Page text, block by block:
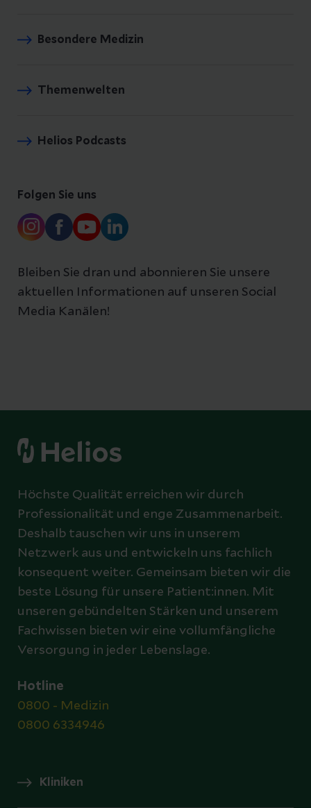
Besondere Medizin
Themenwelten
Helios Podcasts
Folgen Sie uns
Bleiben Sie dran und abonnieren Sie unsere
aktuellen Informationen auf unseren Social
Media Kanälen!
Höchste Qualität erreichen wir durch
Professionalität und enge Zusammenarbeit.
Deshalb tauschen wir uns in unserem
Netzwerk aus und entwickeln uns fachlich
konsequent weiter. Gemeinsam bieten wir die
beste Lösung für unsere Patient:innen. Mit
unseren gebündelten Stärken und unserem
Fachwissen bieten wir eine vollumfängliche
Versorgung in jeder Lebenslage.
Hotline
0800 - Medizin
0800 6334946
Kliniken